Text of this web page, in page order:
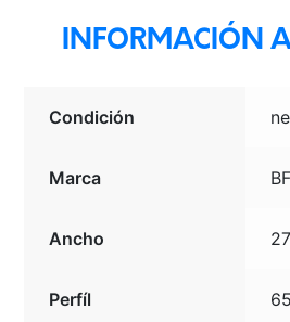
INFORMACIÓN
Condición
Marca
Ancho
Perfíl 65